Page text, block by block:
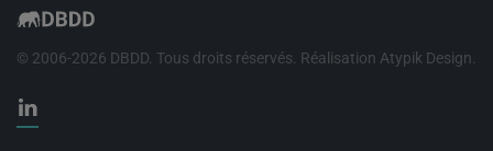
© 2006-2026 DBDD. Tous droits réservés. Réalisation Atypik Design